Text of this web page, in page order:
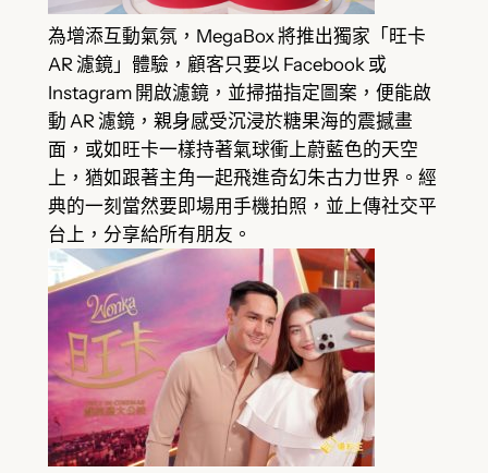
為增添互動氣氛，MegaBox 將推出獨家「旺卡
AR 濾鏡」體驗，顧客只要以 Facebook 或
Instagram 開啟濾鏡，並掃描指定圖案，便能啟
動 AR 濾鏡，親身感受沉浸於糖果海的震撼畫
面，或如旺卡一樣持著氣球衝上蔚藍色的天空
上，猶如跟著主角一起飛進奇幻朱古力世界。經
典的一刻當然要即場用手機拍照，並上傳社交平
台上，分享給所有朋友。